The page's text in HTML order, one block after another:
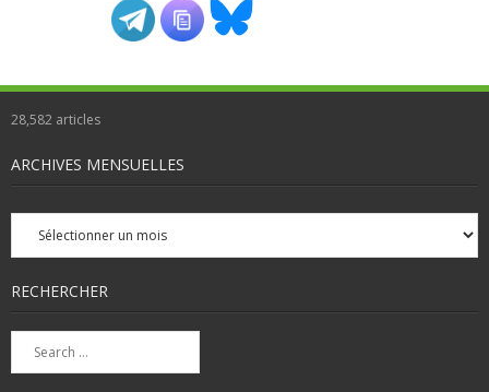
28,582 articles
ARCHIVES MENSUELLES
Archives
mensuelles
RECHERCHER